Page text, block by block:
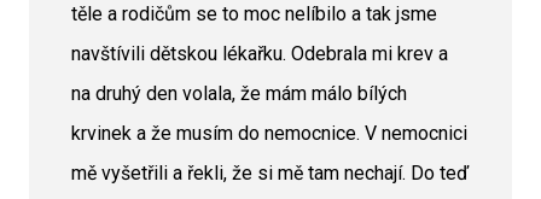
těle a rodičům se to moc nelíbilo a tak jsme
navštívili dětskou lékařku. Odebrala mi krev a
na druhý den volala, že mám málo bílých
krvinek a že musím do nemocnice. V nemocnici
mě vyšetřili a řekli, že si mě tam nechají. Do teď